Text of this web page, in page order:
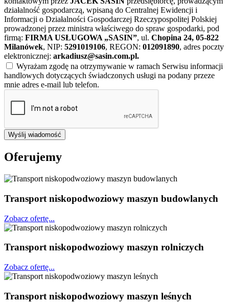
działalność gospodarczą, wpisaną do Centralnej Ewidencji i
Informacji o Działalności Gospodarczej Rzeczypospolitej Polskiej
prowadzonej przez ministra właściwego do spraw gospodarki, pod
firmą: FIRMA USŁUGOWA „SASIN”, ul. Chopina 24, 05-822
Milanówek, NIP: 5291019106, REGON: 012091890, adres poczty
elektronicznej: arkadiusz@sasin.com.pl.
Wyrażam zgodę na otrzymywanie w ramach Serwisu informacji
handlowych dotyczących świadczonych usługi na podany przeze
mnie adres e-mail lub telefon.
Wyślij wiadomość
Oferujemy
Transport niskopodwoziowy maszyn budowlanych
Zobacz ofertę...
Transport niskopodwoziowy maszyn rolniczych
Zobacz ofertę...
Transport niskopodwoziowy maszyn leśnych